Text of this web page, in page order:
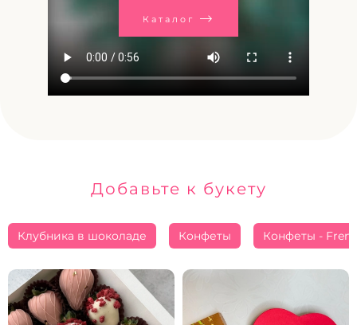
Каталог
Добавьте к букету
Клубника в шоколаде Конфеты Конфеты -